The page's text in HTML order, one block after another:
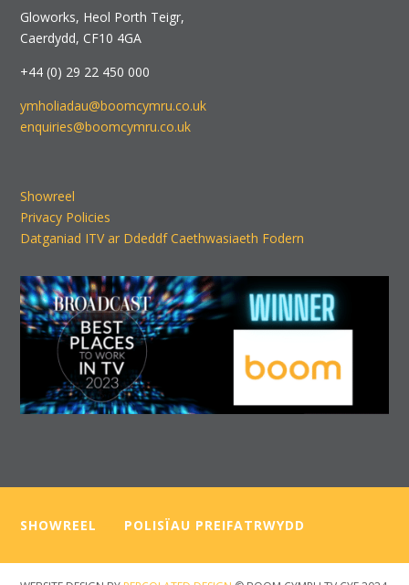
Gloworks, Heol Porth Teigr,
Caerdydd, CF10 4GA
+44 (0) 29 22 450 000
ymholiadau@boomcymru.co.uk
enquiries@boomcymru.co.uk
Showreel
Privacy Policies
Datganiad ITV ar Ddeddf Caethwasiaeth Fodern
SHOWREEL POLISÏAU PREIFATRWYDD